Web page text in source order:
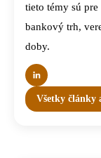
tieto témy sú
bankový trh,
doby.
Všetky články